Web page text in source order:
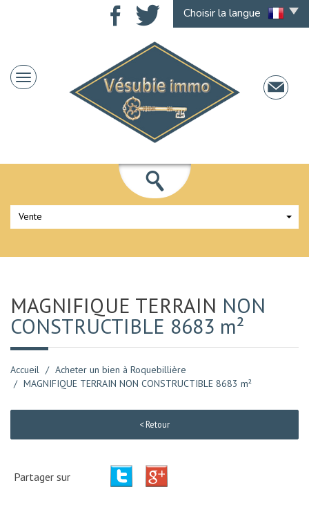
Choisir la langue
Vente
MAGNIFIQUE TERRAIN NON
CONSTRUCTIBLE 8683 m²
Accueil
Acheter un bien à Roquebillière
MAGNIFIQUE TERRAIN NON CONSTRUCTIBLE 8683 m²
< Retour
Partager sur